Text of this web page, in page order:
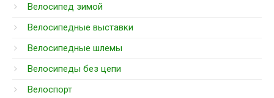
Велосипед зимой
Велосипедные выставки
Велосипедные шлемы
Велосипеды без цепи
Велоспорт